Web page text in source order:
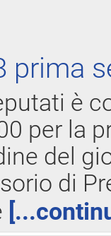
prima
è
per la
del
di